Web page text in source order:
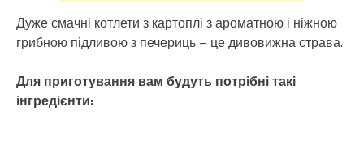
Дуже смачні котлети з картоплі з ароматною і ніжною
грибною підливою з печериць – це дивовижна страва.
Для приготування вам будуть потрібні такі
інгредієнти: